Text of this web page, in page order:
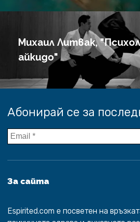
Михаил Литвак,
айкидо"
Абонирай се за
За сайта
Espirited.com e посветен на